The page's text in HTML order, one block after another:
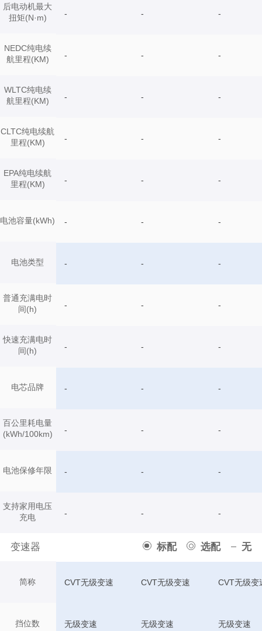
后电动机最大
扭矩(N·m)
NEDC纯电续
航里程(KM)
WLTC纯电续
航里程(KM)
CLTC纯电续航
里程(KM)
EPA纯电续航
里程(KM)
电池容量(kWh)
电池类型
普通充满电时
间(h)
快速充满电时
间(h)
电芯品牌
百公里耗电量
(kWh/100km)
电池保修年限
支持家用电压
充电
变速器 标配 选配 无
简称
挡位数
- - -
- - -
- - -
- - -
- - -
- - -
- - -
- - -
- - -
- - -
- - -
- - -
- - -
CVT无级变速 CVT无级变速 CVT无级变
无级变速 无级变速 无级变速